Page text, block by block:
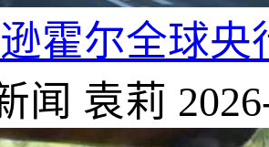
霍尔全球
闻 袁莉